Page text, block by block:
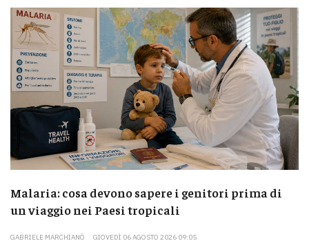
Malaria: cosa devono sapere i genitori prima di
un viaggio nei Paesi tropicali
GABRIELE MARCHIANÒ GIOVEDÌ 06 AGOSTO 2026 09:05